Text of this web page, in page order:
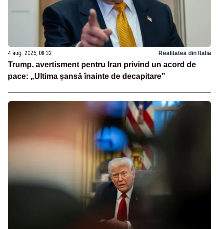
4 aug. 2026, 08:32 Realitatea din Italia
Trump, avertisment pentru Iran privind un acord de
pace: „Ultima șansă înainte de decapitare”